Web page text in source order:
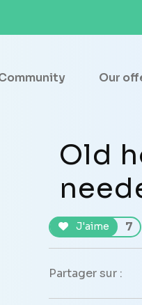
Our
Old
J'aime 7
Partager sur :